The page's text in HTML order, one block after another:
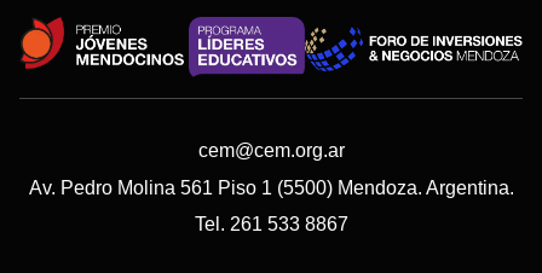
cem@cem.org.ar
Av. Pedro Molina 561 Piso 1 (5500) Mendoza. Argentina.
Tel. 261 533 8867